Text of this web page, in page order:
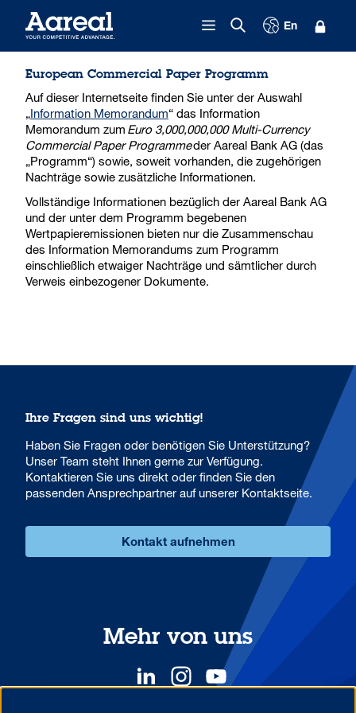
En
European Commercial Paper Programm
Auf dieser Internetseite finden Sie unter der Auswahl
„Information Memorandum“ das Information
Memorandum zum Euro 3,000,000,000 Multi-Currency
Commercial Paper Programmeder Aareal Bank AG (das
„Programm“) sowie, soweit vorhanden, die zugehörigen
Nachträge sowie zusätzliche Informationen.
Vollständige Informationen bezüglich der Aareal Bank AG
und der unter dem Programm begebenen
Wertpapieremissionen bieten nur die Zusammenschau
des Information Memorandums zum Programm
einschließlich etwaiger Nachträge und sämtlicher durch
Verweis einbezogener Dokumente.
Ihre Fragen sind uns wichtig!
Haben Sie Fragen oder benötigen Sie Unterstützung?
Unser Team steht Ihnen gerne zur Verfügung.
Kontaktieren Sie uns direkt oder finden Sie den
passenden Ansprechpartner auf unserer Kontaktseite.
Kontakt aufnehmen
Mehr von uns